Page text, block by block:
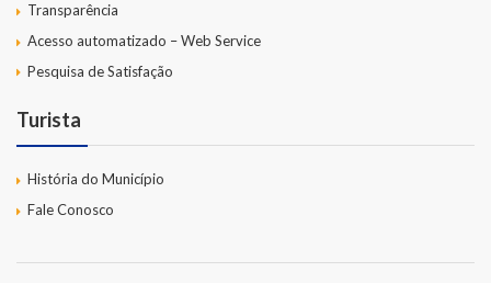
Transparência
Acesso automatizado – Web Service
Pesquisa de Satisfação
Turista
História do Município
Fale Conosco